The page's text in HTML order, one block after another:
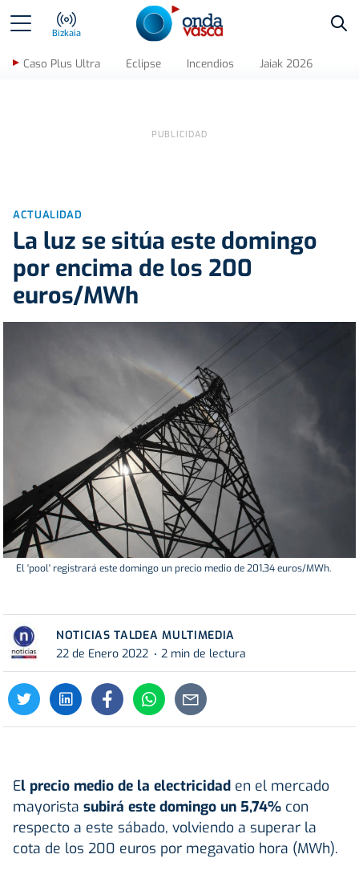
Bizkaia
Caso Plus Ultra Eclipse Incendios Jaiak 2026
ACTUALIDAD
La luz se sitúa este domingo
por encima de los 200
euros/MWh
El 'pool' registrará este domingo un precio medio de 201,34 euros/MWh.
NOTICIAS TALDEA MULTIMEDIA
22 de Enero 2022
2 min de lectura
El precio medio de la electricidad en el mercado
mayorista subirá este domingo un 5,74% con
respecto a este sábado, volviendo a superar la
cota de los 200 euros por megavatio hora (MWh).